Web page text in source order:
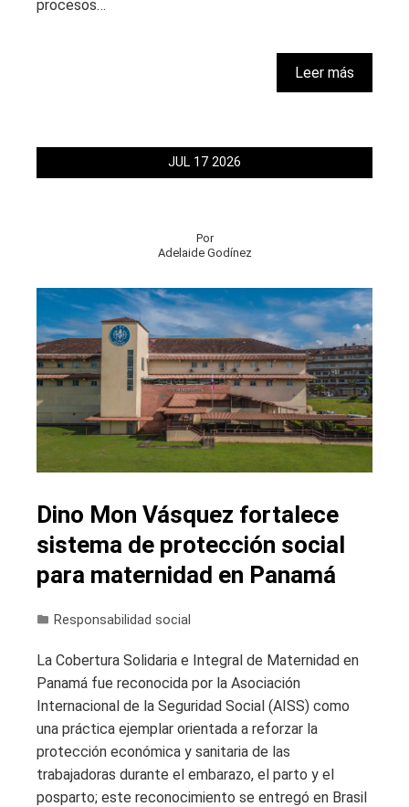
procesos…
Leer más
JUL 17 2026
Por
Adelaide Godínez
Dino Mon Vásquez fortalece
sistema de protección social
para maternidad en Panamá
Responsabilidad social
La Cobertura Solidaria e Integral de Maternidad en
Panamá fue reconocida por la Asociación
Internacional de la Seguridad Social (AISS) como
una práctica ejemplar orientada a reforzar la
protección económica y sanitaria de las
trabajadoras durante el embarazo, el parto y el
posparto; este reconocimiento se entregó en Brasil